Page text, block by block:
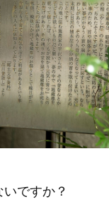
ですか？